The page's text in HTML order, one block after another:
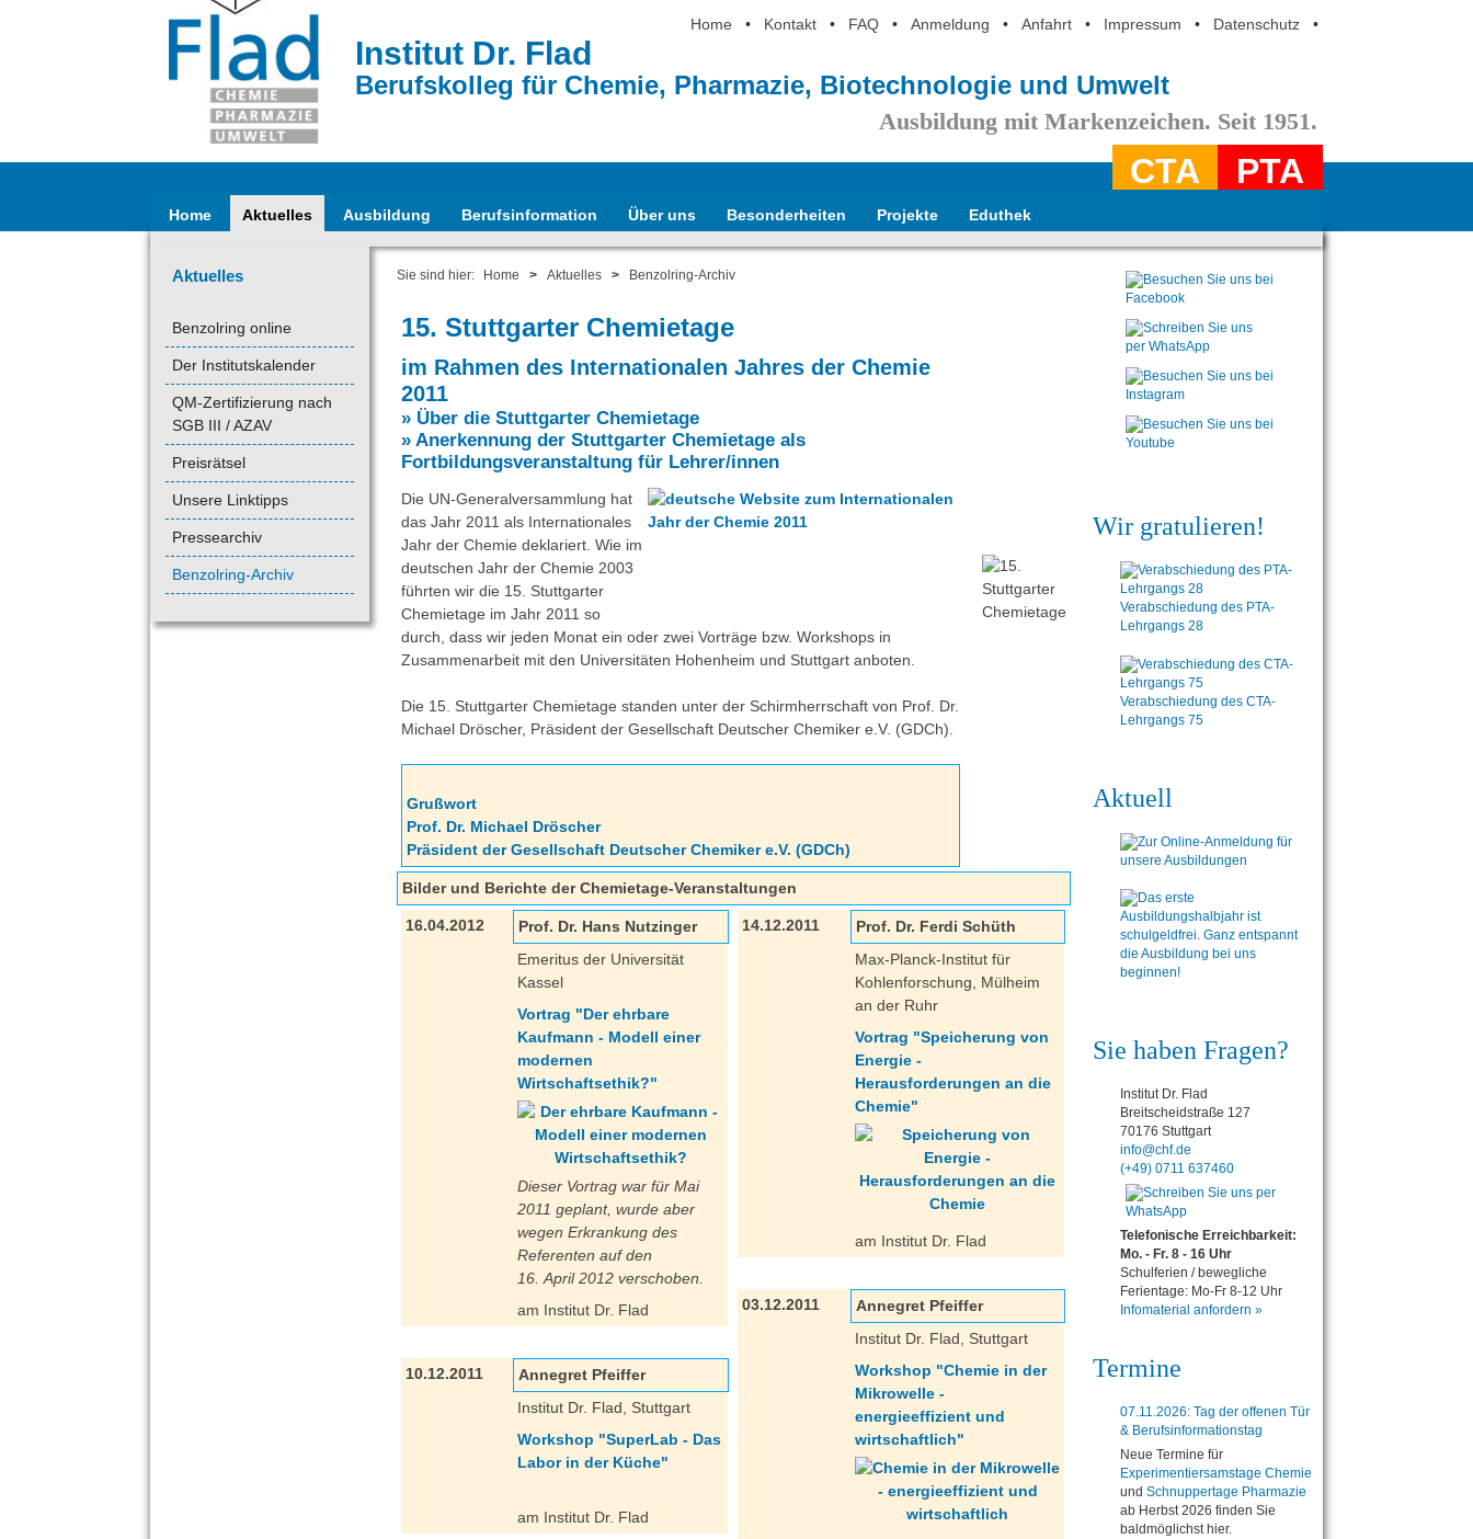
Home • Kontakt • FAQ • Anmeldung • Anfahrt • Impressum • Datenschutz •
Institut Dr. Flad
Berufskolleg für Chemie, Pharmazie, Biotechnologie und Umwelt
Ausbildung mit Markenzeichen. Seit 1951.
CTA PTA
Home Aktuelles Ausbildung Berufsinformation Über uns Besonderheiten Projekte Eduthek
Aktuelles
Benzolring online
Der Institutskalender
QM-Zertifizierung nach
SGB III / AZAV
Preisrätsel
Unsere Linktipps
Pressearchiv
Benzolring-Archiv
Sie sind hier: Home > Aktuelles > Benzolring-Archiv
15. Stuttgarter Chemietage
im Rahmen des Internationalen Jahres der Chemie
2011
» Über die Stuttgarter Chemietage
» Anerkennung der Stuttgarter Chemietage als
Fortbildungsveranstaltung für Lehrer/innen
Die UN-Generalversammlung hat
das Jahr 2011 als Internationales
Jahr der Chemie deklariert. Wie im
deutschen Jahr der Chemie 2003
führten wir die 15. Stuttgarter
Chemietage im Jahr 2011 so
durch, dass wir jeden Monat ein oder zwei Vorträge bzw. Workshops in
Zusammenarbeit mit den Universitäten Hohenheim und Stuttgart anboten.
Die 15. Stuttgarter Chemietage standen unter der Schirmherrschaft von Prof. Dr.
Michael Dröscher, Präsident der Gesellschaft Deutscher Chemiker e.V. (GDCh).
Grußwort
Prof. Dr. Michael Dröscher
Präsident der Gesellschaft Deutscher Chemiker e.V. (GDCh)
Bilder und Berichte der Chemietage-Veranstaltungen
16.04.2012
Prof. Dr. Hans Nutzinger
Emeritus der Universität
Kassel
Vortrag "Der ehrbare
Kaufmann - Modell einer
modernen
Wirtschaftsethik?"
Dieser Vortrag war für Mai
2011 geplant, wurde aber
wegen Erkrankung des
Referenten auf den
16. April 2012 verschoben.
am Institut Dr. Flad
10.12.2011
Annegret Pfeiffer
Institut Dr. Flad, Stuttgart
Workshop "SuperLab - Das
Labor in der Küche"
am Institut Dr. Flad
14.12.2011
Prof. Dr. Ferdi Schüth
Max-Planck-Institut für
Kohlenforschung, Mülheim
an der Ruhr
Vortrag "Speicherung von
Energie -
Herausforderungen an die
Chemie"
am Institut Dr. Flad
03.12.2011
Annegret Pfeiffer
Institut Dr. Flad, Stuttgart
Workshop "Chemie in der
Mikrowelle -
energieeffizient und
wirtschaftlich"
Wir gratulieren!
Verabschiedung des PTA-
Lehrgangs 28
Verabschiedung des CTA-
Lehrgangs 75
Aktuell
Sie haben Fragen?
Institut Dr. Flad
Breitscheidstraße 127
70176 Stuttgart
info@chf.de
(+49) 0711 637460
Telefonische Erreichbarkeit:
Mo. - Fr. 8 - 16 Uhr
Schulferien / bewegliche
Ferientage: Mo-Fr 8-12 Uhr
Infomaterial anfordern »
Termine
07.11.2026: Tag der offenen Tür
& Berufsinformationstag
Neue Termine für
Experimentiersamstage Chemie
und Schnuppertage Pharmazie
ab Herbst 2026 finden Sie
baldmöglichst hier.